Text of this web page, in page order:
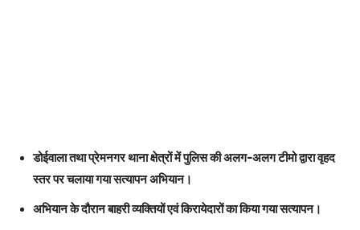
डोईवाला तथा प्रेमनगर थाना क्षेत्रों में पुलिस की अलग-अलग टीमो द्वारा वृहद
स्तर पर चलाया गया सत्यापन अभियान।
अभियान के दौरान बाहरी व्यक्तियों एवं किरायेदारों का किया गया सत्यापन।